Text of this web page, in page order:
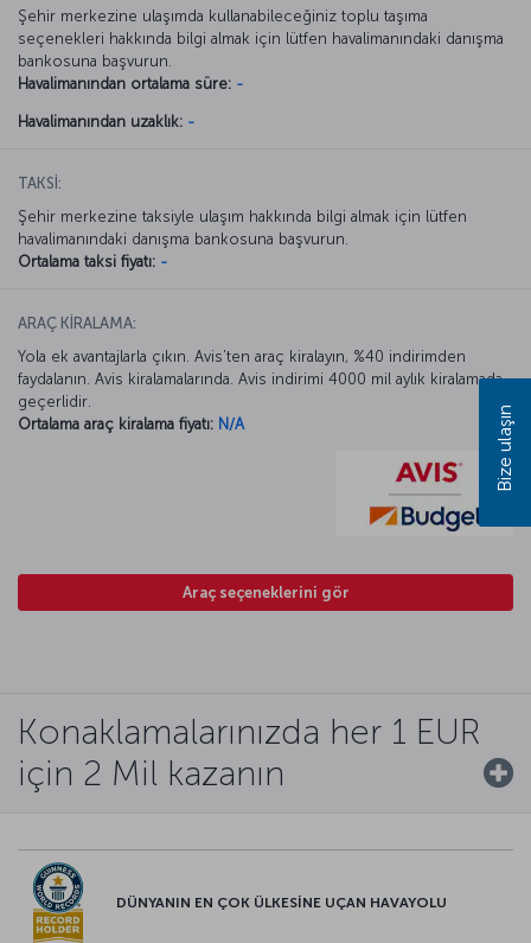
Şehir merkezine ulaşımda kullanabileceğiniz toplu taşıma
seçenekleri hakkında bilgi almak için lütfen havalimanındaki danışma
bankosuna başvurun.
Havalimanından ortalama süre: -
Havalimanından uzaklık: -
TAKSİ:
Şehir merkezine taksiyle ulaşım hakkında bilgi almak için lütfen
havalimanındaki danışma bankosuna başvurun.
Ortalama taksi fiyatı: -
ARAÇ KİRALAMA:
Yola ek avantajlarla çıkın. Avis’ten araç kiralayın, %40 indirimden
faydalanın. Avis kiralamalarında. Avis indirimi 4000 mil aylık kiralamada
geçerlidir.
Ortalama araç kiralama fiyatı: N/A
Araç seçeneklerini gör
Konaklamalarınızda her 1 EUR
için 2 Mil kazanın
DÜNYANIN EN ÇOK ÜLKESİNE UÇAN HAVAYOLU
Bize ulaşın